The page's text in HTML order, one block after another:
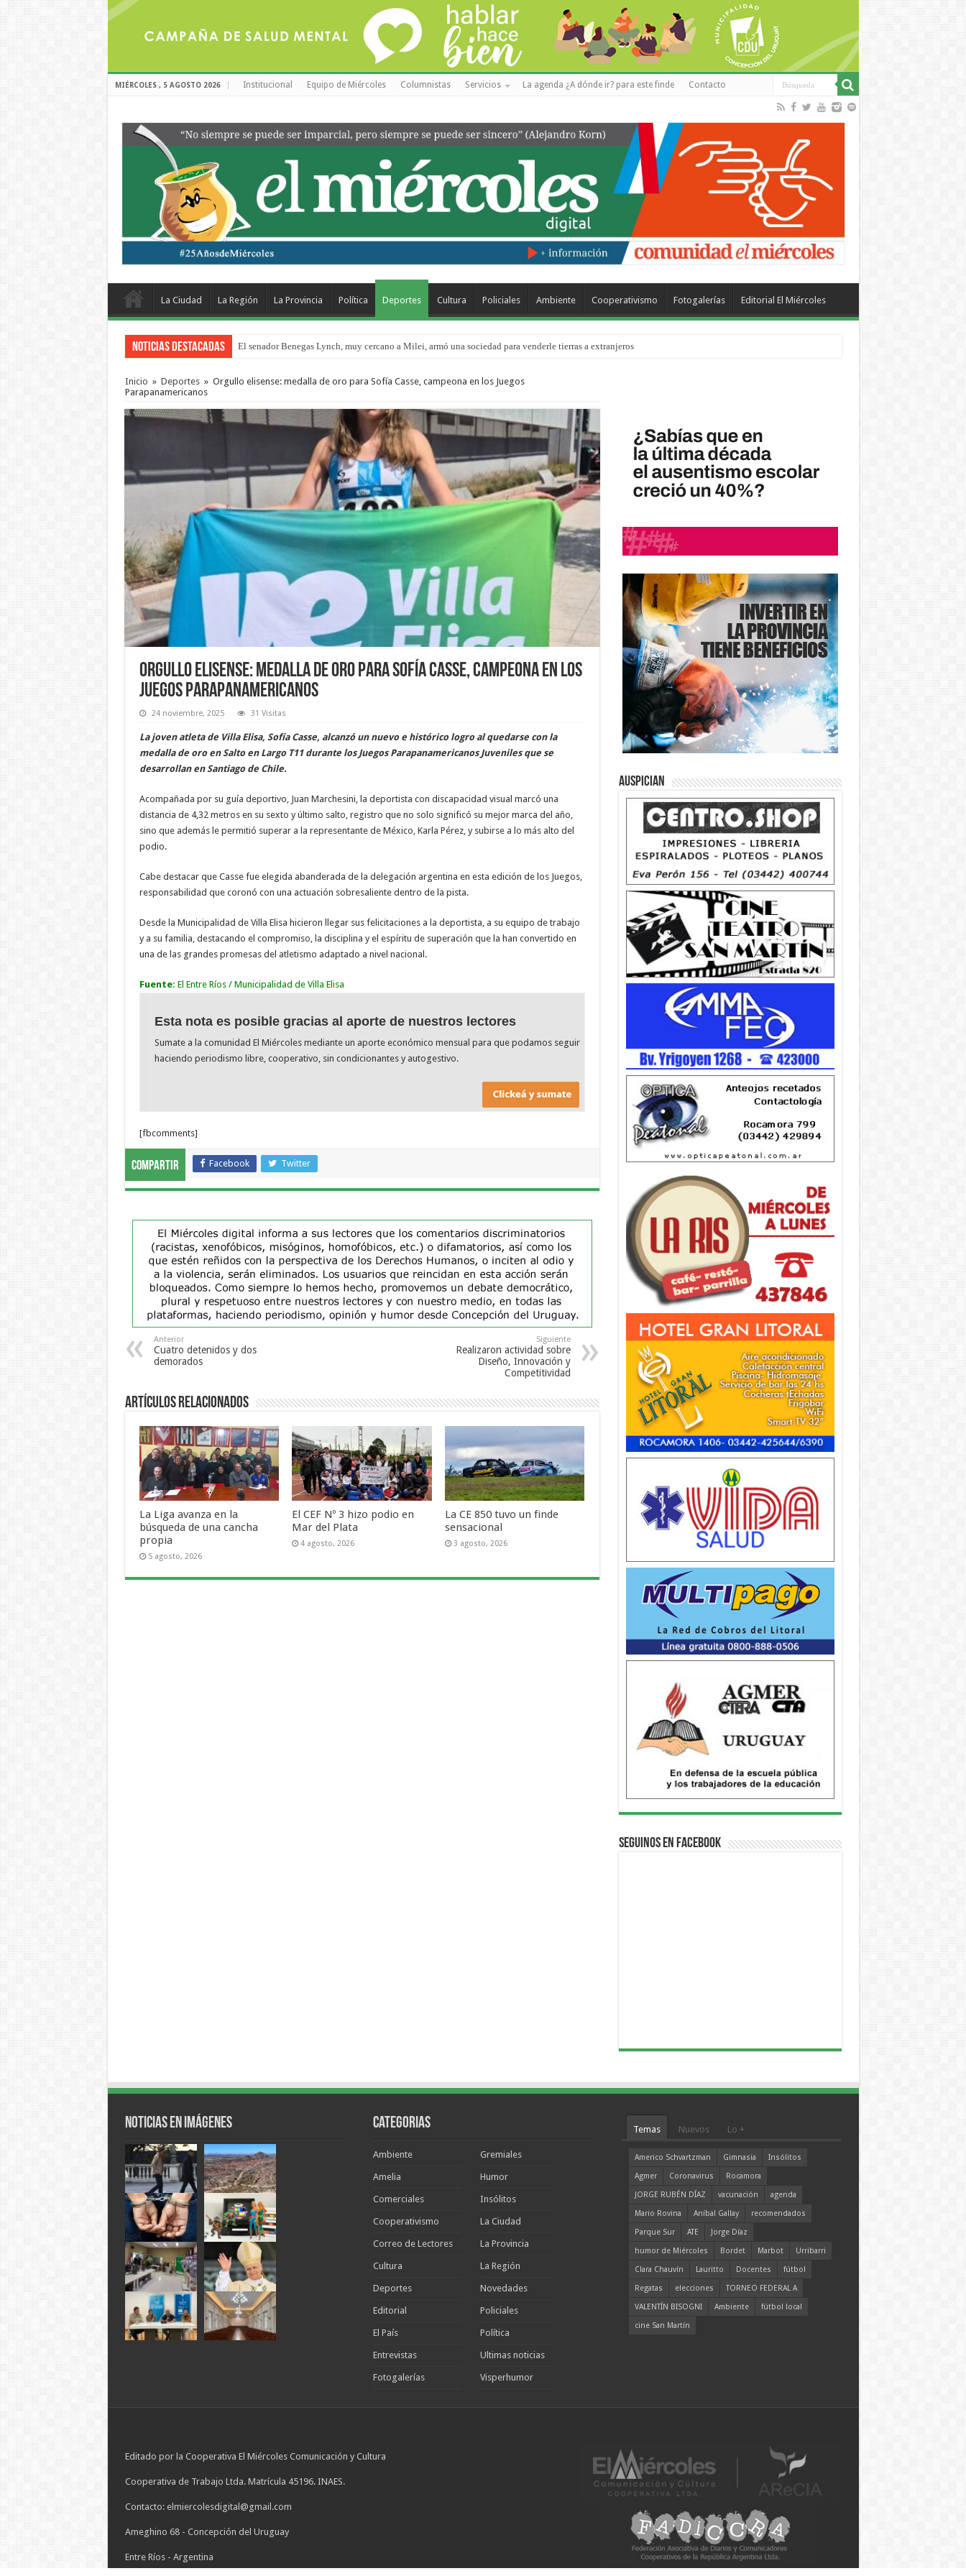
MIÉRCOLES , 5 AGOSTO 2026 Institucional Equipo de Miércoles Columnistas Servicios La agenda ¿A dónde ir? para este finde Contacto
La Ciudad La Región La Provincia Política Deportes Cultura Policiales Ambiente Cooperativismo Fotogalerías Editorial El Miércoles
Noticias Destacadas El senador Benegas Lynch, muy cercano a Milei, armó una sociedad para venderle tierras a extranjeros
Inicio » Deportes » Orgullo elisense: medalla de oro para Sofía Casse, campeona en los Juegos
Parapanamericanos
Orgullo elisense: medalla de oro para Sofía Casse, campeona en los
Juegos Parapanamericanos
24 noviembre, 2025 31 Visitas
La joven atleta de Villa Elisa, Sofía Casse, alcanzó un nuevo e histórico logro al quedarse con la
medalla de oro en Salto en Largo T11 durante los Juegos Parapanamericanos Juveniles que se
desarrollan en Santiago de Chile.
Acompañada por su guía deportivo, Juan Marchesini, la deportista con discapacidad visual marcó una
distancia de 4,32 metros en su sexto y último salto, registro que no solo significó su mejor marca del año,
sino que además le permitió superar a la representante de México, Karla Pérez, y subirse a lo más alto del
podio.
Cabe destacar que Casse fue elegida abanderada de la delegación argentina en esta edición de los Juegos,
responsabilidad que coronó con una actuación sobresaliente dentro de la pista.
Desde la Municipalidad de Villa Elisa hicieron llegar sus felicitaciones a la deportista, a su equipo de trabajo
y a su familia, destacando el compromiso, la disciplina y el espíritu de superación que la han convertido en
una de las grandes promesas del atletismo adaptado a nivel nacional.
Fuente: El Entre Ríos / Municipalidad de Villa Elisa
Esta nota es posible gracias al aporte de nuestros lectores
Sumate a la comunidad El Miércoles mediante un aporte económico mensual para que podamos seguir
haciendo periodismo libre, cooperativo, sin condicionantes y autogestivo.
[fbcomments]
Compartir Facebook Twitter
Anterior
Cuatro detenidos y dos
demorados
Siguiente
Realizaron actividad sobre
Diseño, Innovación y
Competitividad
Artículos Relacionados
La Liga avanza en la
búsqueda de una cancha
propia
5 agosto, 2026
El CEF Nº 3 hizo podio en
Mar del Plata
4 agosto, 2026
La CE 850 tuvo un finde
sensacional
3 agosto, 2026
Auspician
Seguinos en Facebook
Noticias en Imágenes Categorias
Ambiente
Amelia
Comerciales
Cooperativismo
Correo de Lectores
Cultura
Deportes
Editorial
El País
Entrevistas
Fotogalerías
Gremiales
Humor
Insólitos
La Ciudad
La Provincia
La Región
Novedades
Policiales
Política
Ultimas noticias
Visperhumor
Temas Nuevos Lo +
Americo Schvartzman Gimnasia
Insólitos
Agmer
Coronavirus
Rocamora
JORGE RUBÉN DÍAZ
vacunación
agenda
Mario Rovina
Aníbal Gallay
recomendados
Parque Sur
ATE
Jorge Díaz
humor de Miércoles
Bordet Marbot
Urribarri
Clara Chauvín
Lauritto Docentes
fútbol
Regatas
elecciones
TORNEO FEDERAL A
VALENTÍN BISOGNI
Ambiente
fútbol local
cine San Martín
Editado por la Cooperativa El Miércoles Comunicación y Cultura
Cooperativa de Trabajo Ltda. Matrícula 45196. INAES.
Contacto: elmiercolesdigital@gmail.com
Ameghino 68 - Concepción del Uruguay
Entre Ríos - Argentina